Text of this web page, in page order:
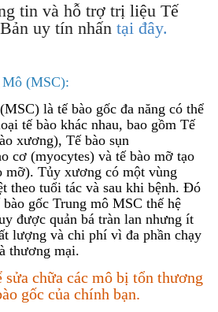
tin và hỗ trợ trị liệu Tế
uy tín nhấn tại đây.
Mô (MSC):
là tế bào gốc đa năng có thể
tế bào khác nhau, bao gồm Tế
xương), Tế bào sụn
cơ (myocytes) và tế bào mỡ tạo
mỡ). Tủy xương có một vùng
theo tuổi tác và sau khi bệnh. Đó
gốc Trung mô MSC thế hệ
được quản bá tràn lan nhưng ít
lượng và chi phí vì đa phần chạy
thương mại.
sửa chữa các mô bị tổn thương
gốc của chính bạn.